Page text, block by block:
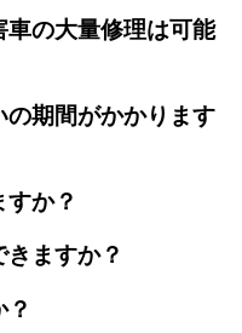
の大量修理は可能
期間がかかります
か？
ますか？